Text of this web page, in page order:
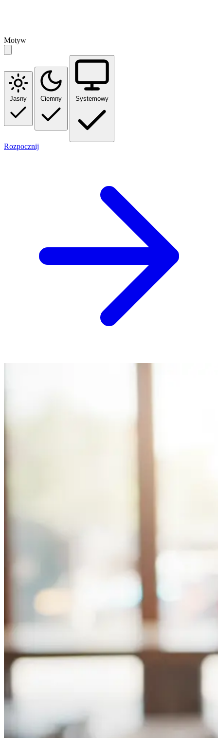
Motyw
Jasny Ciemny Systemowy
Rozpocznij